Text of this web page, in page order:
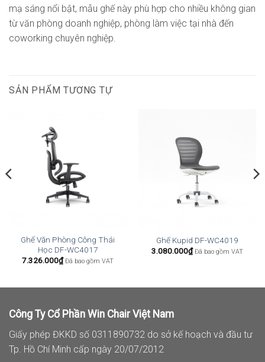
mạ sáng nổi bật, mẫu ghế này phù hợp cho nhiều không gian
từ văn phòng doanh nghiệp, phòng làm việc tại nhà đến
coworking chuyên nghiệp.
SẢN PHẨM TƯƠNG TỰ
Ghế Văn Phòng Công Thái
Học DF-WC4017
7.326.000₫ Đã bao gồm VAT
Ghế Kupid DF-WC4019
3.080.000₫ Đã bao gồm VAT
Công Ty Cổ Phần Win Chair Việt Nam
Giấy phép ĐKKD số 0311890732 do sở kế hoạch và đầu tư
Tp. Hồ Chí Minh cấp ngày 20/07/2012